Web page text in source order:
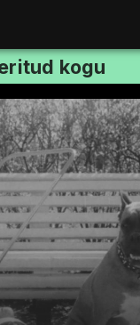
kogu